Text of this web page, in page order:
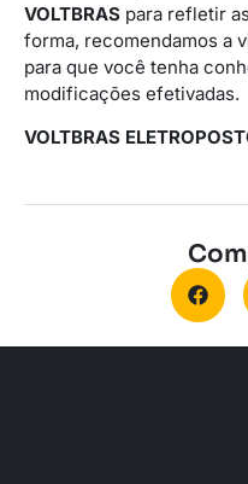
VOLTBRAS para refletir
forma, recomendamos a
para que você tenha
modificações efetivadas.
VOLTBRAS